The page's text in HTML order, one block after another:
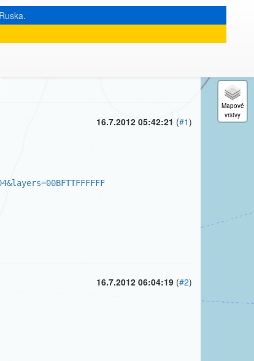
16.7.2012 05:42:21 (#1)
16.7.2012 06:04:19 (#2)